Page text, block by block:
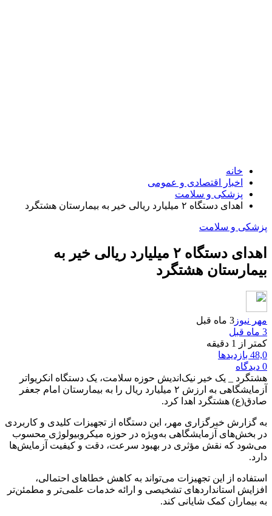
خانه
اخبار اقتصادی و عمومی
پزشکی و سلامت
اهدای دستگاه ۲ میلیارد ریالی خیر به بیمارستان هشتگرد
پزشکی و سلامت
اهدای دستگاه ۲ میلیارد ریالی خیر به
بیمارستان هشتگرد
مهر نیوز 3 ماه قبل
3 ماه قبل
کمتر از 1 دقیقه
48,0 بازدیدها
0 دیدگاه
هشتگرد _ یک خیر نیک‌اندیش حوزه سلامت، یک دستگاه انکریواتر
آزمایشگاهی به ارزش ۲ میلیارد ریال را به بیمارستان امام جعفر
صادق(ع) هشتگرد اهدا کرد.
به گزارش خبرگزاری مهر، این دستگاه از تجهیزات کلیدی و کاربردی
در بخش‌های آزمایشگاهی به‌ویژه در حوزه میکروبیولوژی محسوب
می‌شود که نقش مؤثری در بهبود سرعت، دقت و کیفیت آزمایش‌ها
دارد.
استفاده از این تجهیزات می‌تواند به کاهش خطاهای احتمالی،
افزایش استانداردهای تشخیصی و ارائه خدمات علمی‌تر و مطمئن‌تر
به بیماران کمک شایانی کند.